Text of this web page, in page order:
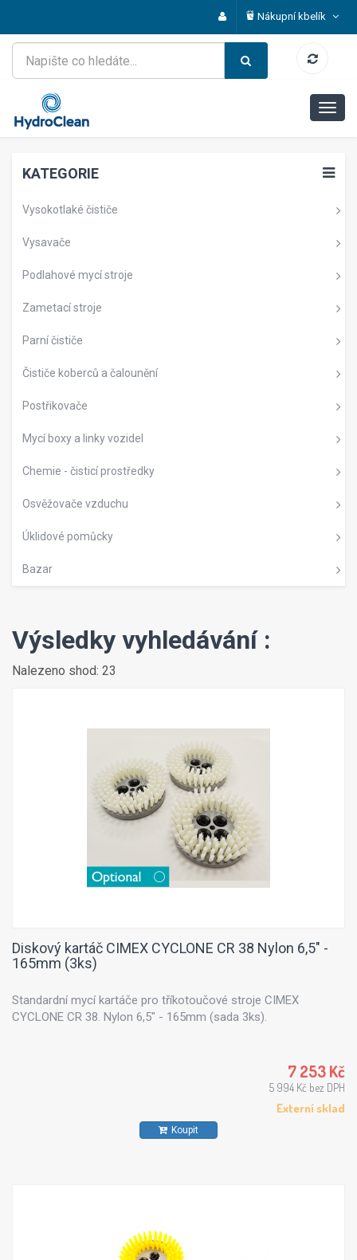
Nákupní kbelík
KATEGORIE
Vysokotlaké čističe
Vysavače
Podlahové mycí stroje
Zametací stroje
Parní čističe
Čističe koberců a čalounění
Postřikovače
Mycí boxy a linky vozidel
Chemie - čisticí prostředky
Osvěžovače vzduchu
Úklidové pomůcky
Bazar
Výsledky vyhledávání :
Nalezeno shod: 23
Diskový kartáč CIMEX CYCLONE CR 38 Nylon 6,5" -
165mm (3ks)
Standardní mycí kartáče pro tříkotoučové stroje CIMEX
CYCLONE CR 38. Nylon 6,5" - 165mm (sada 3ks).
7 253 Kč
5 994 Kč bez DPH
Externí sklad
Koupit